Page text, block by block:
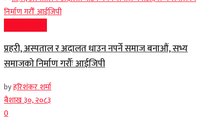
प्रहरी, अस्पताल र अदालत धाउन नपर्ने समाज बनाऔं, सभ्य
समाजको निर्माण गरौँः आईजिपी
byहरिशंकर शर्मा
बैशाख ३०, २०८३
0